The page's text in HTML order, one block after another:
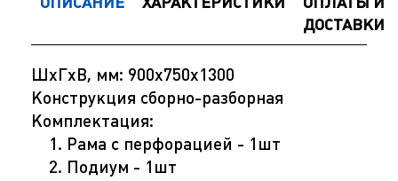
ДОСТАВКИ
ШхГхВ, мм: 900х750х1300
Конструкция сборно-разборная
Комплектация:
Рама с перфорацией - 1шт
Подиум - 1шт